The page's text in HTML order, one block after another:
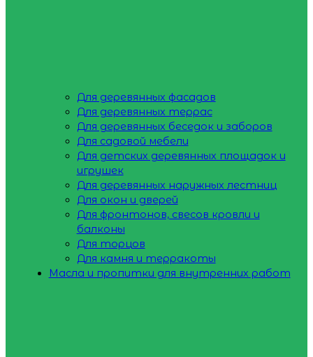
Для деревянных фасадов
Для деревянных террас
Для деревянных беседок и заборов
Для садовой мебели
Для детских деревянных площадок и
игрушек
Для деревянных наружных лестниц
Для окон и дверей
Для фронтонов, свесов кровли и
балконы
Для торцов
Для камня и терракоты
Масла и пропитки для внутренних работ